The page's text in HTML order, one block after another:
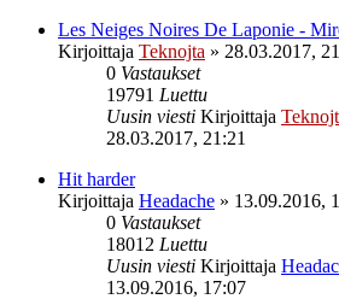
Les Neiges Noires De Laponie -
Kirjoittaja Teknojta » 28.03.2017,
0 Vastaukset
19791 Luettu
Uusin viesti Kirjoittaja
28.03.2017, 21:21
Hit harder
Kirjoittaja Headache » 13.09.2016,
0 Vastaukset
18012 Luettu
Uusin viesti Kirjoittaja
13.09.2016, 17:07